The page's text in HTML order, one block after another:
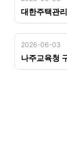
대한주택관
2026-06-03
나주교육청